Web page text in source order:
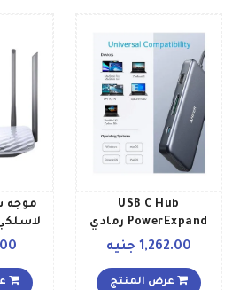
USB C Hub
PowerExpand رمادي
1,262.00 جنيه
عرض المنتج
موجه